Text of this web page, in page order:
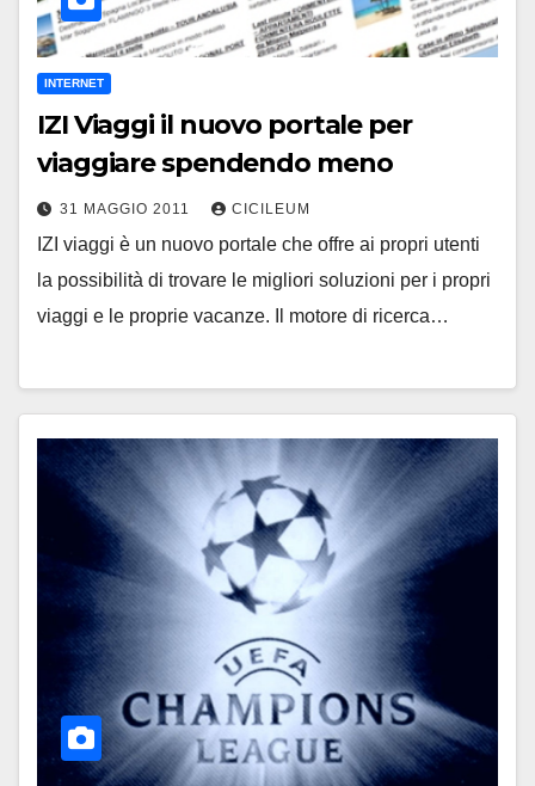
INTERNET
IZI Viaggi il nuovo portale per
viaggiare spendendo meno
31 MAGGIO 2011 CICILEUM
IZI viaggi è un nuovo portale che offre ai propri utenti
la possibilità di trovare le migliori soluzioni per i propri
viaggi e le proprie vacanze. Il motore di ricerca…